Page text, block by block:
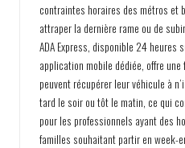
contraintes horaires des métros et
attraper la dernière rame ou de
ADA Express, disponible 24 heures
application mobile dédiée, offre
peuvent récupérer leur véhicule à
tard le soir ou tôt le matin, ce qui
pour les professionnels ayant des
familles souhaitant partir en week-